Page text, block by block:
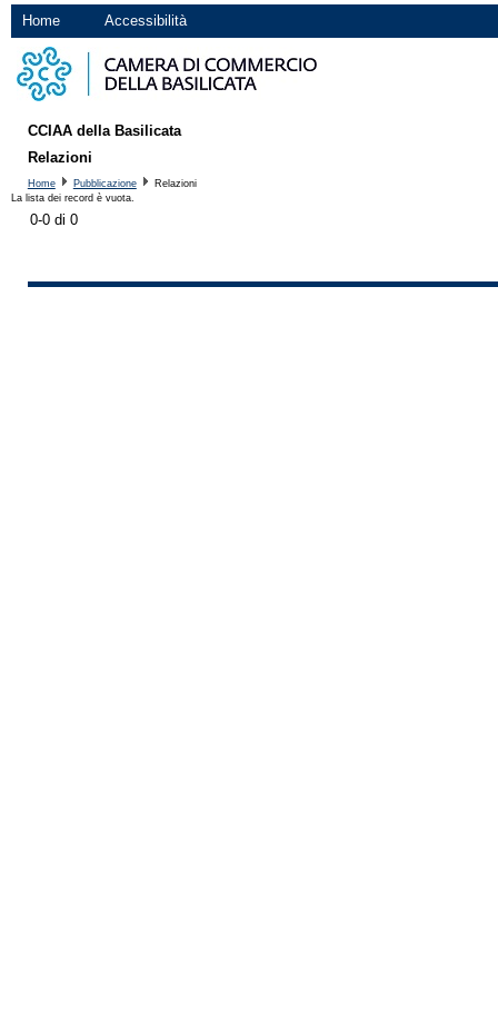
Home Accessibilità
CCIAA della Basilicata
Relazioni
Home Pubblicazione
Relazioni
La lista dei record è vuota.
0-0 di 0